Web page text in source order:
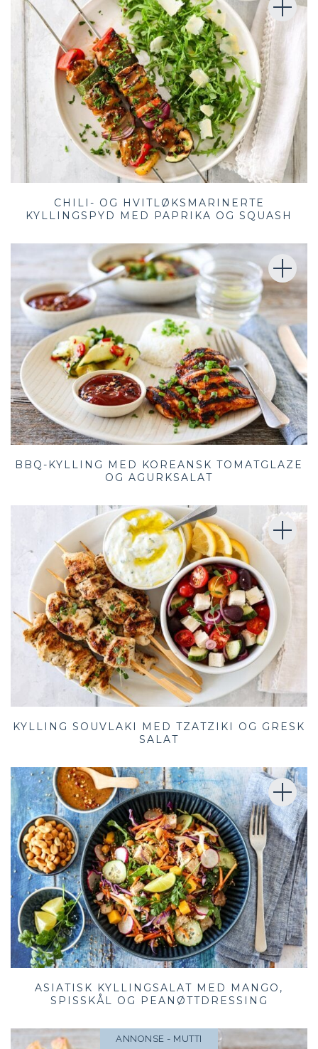
CHILI- OG HVITLØKSMARINERTE
KYLLINGSPYD MED PAPRIKA OG SQUASH
BBQ-KYLLING MED KOREANSK TOMATGLAZE
OG AGURKSALAT
KYLLING SOUVLAKI MED TZATZIKI OG GRESK
SALAT
ASIATISK KYLLINGSALAT MED MANGO,
SPISSKÅL OG PEANØTTDRESSING
ANNONSE - MUTTI